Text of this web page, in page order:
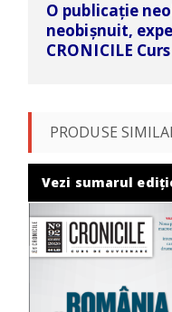
O publicație
neobișnuit,
CRONICILE
PRODUSE
Vezi sumarul